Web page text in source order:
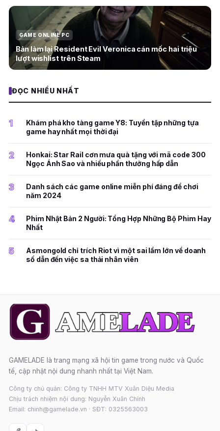
GAME ONLINE PC
Bản làm lại Resident Evil Veronica cán mốc hai triệu
lượt wishlist trên Steam
ĐỌC NHIỀU NHẤT
1
Khám phá kho tàng game Y8: Tuyển tập những tựa
game hay nhất mọi thời đại
2
Honkai: Star Rail cơn mưa quà tặng với mã code 300
Ngọc Ánh Sao và nhiều phần thưởng hấp dẫn
3
Danh sách các game online miễn phí đáng để chơi
năm 2024
4
Phim Nhật Bản 2 Người: Tổng Hợp Những Bộ Phim Hay
Nhất
5
Asmongold chỉ trích Riot vì một sai lầm lớn về doanh
số dẫn đến việc sa thải nhân viên
GAMELADE là trang mạng xã hội tin game trong nước và Quốc
tế, cập nhật nội dung nhanh nhất tại Việt Nam.
Công ty chủ quản: Công ty TNHH MTV Xuân Diệu Media
Chịu trách nhiệm nội dung: Nguyễn Xuân Chính
Email: chinh@gamelade.vn · SĐT: 0325563003